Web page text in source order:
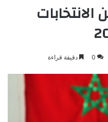
0 دقيقة قراءة